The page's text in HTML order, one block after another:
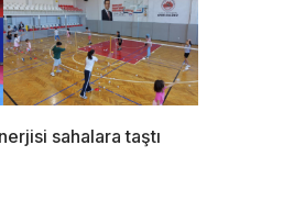
sahalara taştı